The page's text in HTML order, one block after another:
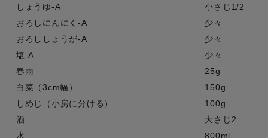
しょうゆ-A
小さじ1/2
おろしにんにく-A
少々
おろししょうが-A
少々
塩-A
少々
春雨
25g
白菜（3cm幅）
150g
しめじ（小房に分ける）
100g
酒
大さじ2
水
800ml